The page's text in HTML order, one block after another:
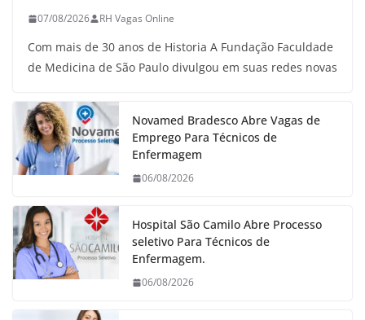
07/08/2026 RH Vagas Online
Com mais de 30 anos de Historia A Fundação Faculdade
de Medicina de São Paulo divulgou em suas redes novas
Novamed Bradesco Abre Vagas de
Emprego Para Técnicos de
Enfermagem
06/08/2026
Hospital São Camilo Abre Processo
seletivo Para Técnicos de
Enfermagem.
06/08/2026